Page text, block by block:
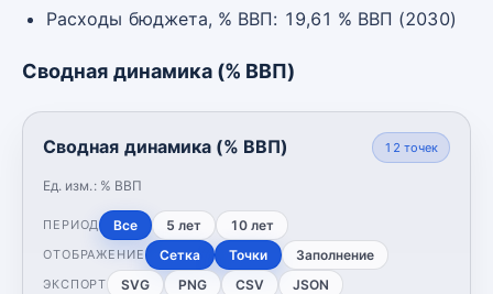
Расходы бюджета, % ВВП: 19,61 % ВВП (2030)
Сводная динамика (% ВВП)
Сводная динамика (% ВВП)
Ед. изм.: % ВВП
12 точек
ПЕРИОД Все 5 лет 10 лет
ОТОБРАЖЕНИЕ Сетка Точки Заполнение
ЭКСПОРТ SVG PNG CSV JSON